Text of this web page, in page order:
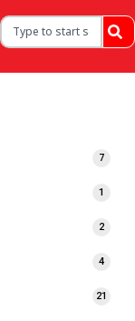
7
1
2
4
21